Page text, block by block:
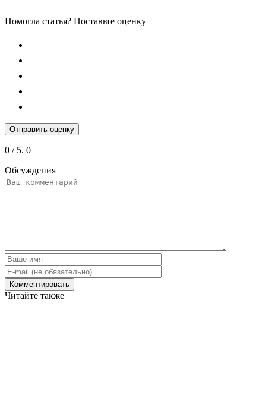
Помогла статья? Поставьте оценку
Отправить оценку
0 / 5. 0
Обсуждения
Читайте также